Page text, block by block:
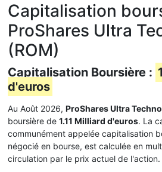
Capitalisation
ProShares Ultra
(ROM)
Capitalisation Boursière :
d'euros
Au Août 2026, ProShares Ultra
boursière de 1.11 Milliard d'euros. La
communément appelée capitalisation
négocié en bourse, est calculée en
circulation par le prix actuel de l'action.